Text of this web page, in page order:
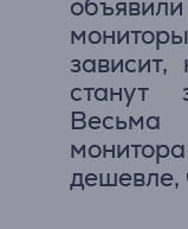
станут
Весьма
дешевле,